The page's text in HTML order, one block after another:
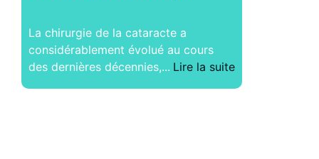
La chirurgie de la cataracte a
considérablement évolué au cours
des dernières décennies,... Lire la suite